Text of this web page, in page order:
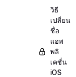
วิธี
เปลี่ยน
ชื่อ
แอพ
พลิ
เคชั่น
iOS